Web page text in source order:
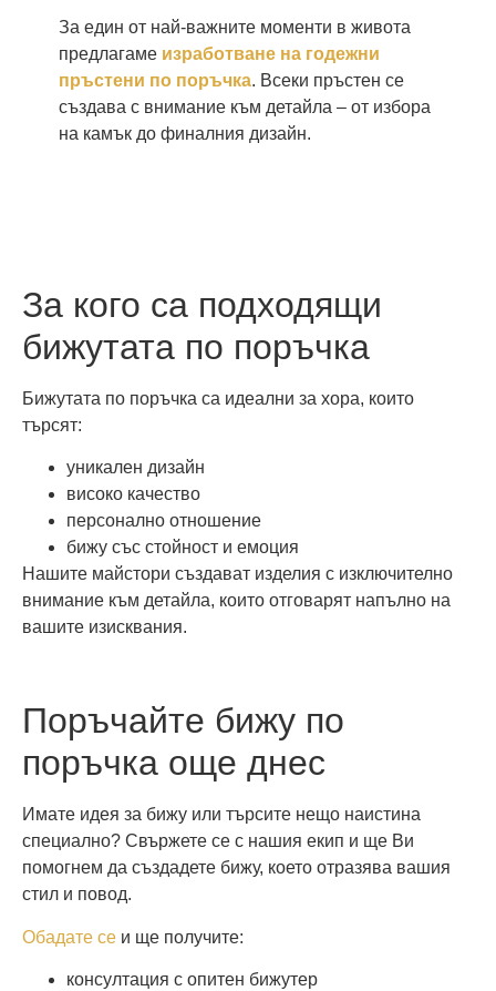
За един от най-важните моменти в живота
предлагаме изработване на годежни
пръстени по поръчка. Всеки пръстен се
създава с внимание към детайла – от избора
на камък до финалния дизайн.
За кого са подходящи
бижутата по поръчка
Бижутата по поръчка са идеални за хора, които
търсят:
уникален дизайн
високо качество
персонално отношение
бижу със стойност и емоция
Нашите майстори създават изделия с изключително
внимание към детайла, които отговарят напълно на
вашите изисквания.
Поръчайте бижу по
поръчка още днес
Имате идея за бижу или търсите нещо наистина
специално? Свържете се с нашия екип и ще Ви
помогнем да създадете бижу, което отразява вашия
стил и повод.
Обадате се и ще получите:
консултация с опитен бижутер